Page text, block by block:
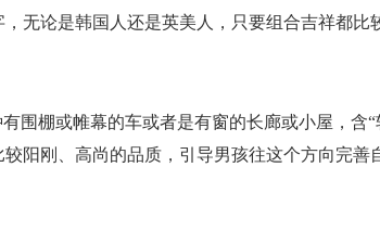
无论是韩国人还是英美人，只要组合吉祥都比
围棚或帷幕的车或者是有窗的长廊或小屋，含
较阳刚、高尚的品质，引导男孩往这个方向完